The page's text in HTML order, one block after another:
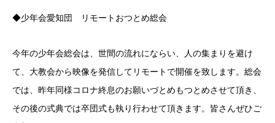
◆少年会愛知団 リモートおつとめ総会
今年の少年会総会は、世間の流れにならい、人の集まりを避け
て、大教会から映像を発信してリモートで開催を致します。総会
では、昨年同様コロナ終息のお願いづとめもつとめさせて頂き、
その後の式典では卒団式も執り行わせて頂きます。皆さんぜひご